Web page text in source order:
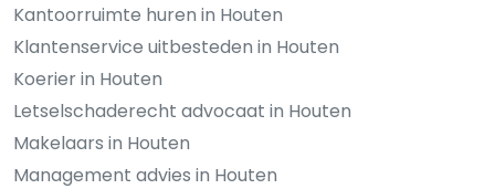
Kantoorruimte huren in Houten
Klantenservice uitbesteden in Houten
Koerier in Houten
Letselschaderecht advocaat in Houten
Makelaars in Houten
Management advies in Houten